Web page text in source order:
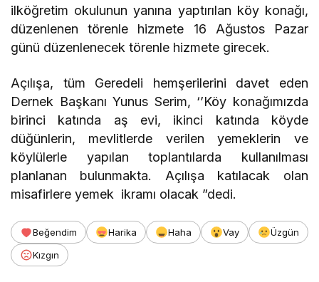
ilköğretim okulunun yanına yaptırılan köy konağı,
düzenlenen törenle hizmete 16 Ağustos Pazar
günü düzenlenecek törenle hizmete girecek.
Açılışa, tüm Geredeli hemşerilerini davet eden
Dernek Başkanı Yunus Serim, ‘’Köy konağımızda
birinci katında aş evi, ikinci katında köyde
düğünlerin, mevlitlerde verilen yemeklerin ve
köylülerle yapılan toplantılarda kullanılması
planlanan bulunmakta. Açılışa katılacak olan
misafirlere yemek ikramı olacak ”dedi.
Beğendim Harika Haha Vay
Üzgün
Kızgın